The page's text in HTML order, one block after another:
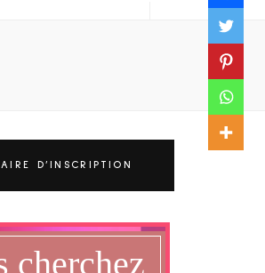
D’INSCRIPTION